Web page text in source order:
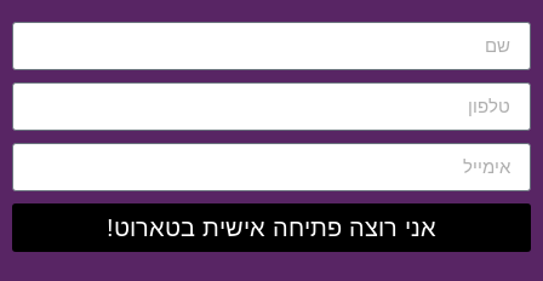
אני רוצה פתיחה אישית בטארוט!